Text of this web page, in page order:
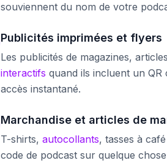
souviennent du nom de votre
Publicités imprimées et flyers
Les publicités de magazines,
interactifs quand ils incluent un
accès instantané.
Marchandise et articles de
T-shirts, autocollants, tasses à
code de podcast sur quelque